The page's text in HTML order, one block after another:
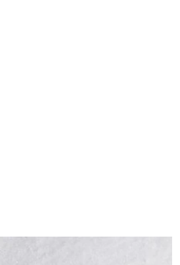
profesional, calidad